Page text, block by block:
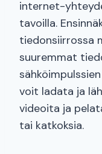
internet-
tavoilla.
tiedonsiirrossa
suuremmat
voit ladata ja
videoita ja
tai katkoksia.